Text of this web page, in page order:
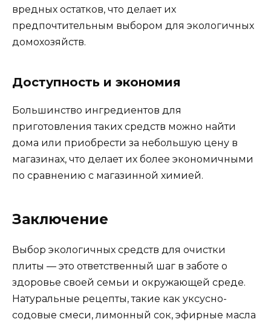
вредных остатков, что делает их
предпочтительным выбором для экологичных
домохозяйств.
Доступность и экономия
Большинство ингредиентов для
приготовления таких средств можно найти
дома или приобрести за небольшую цену в
магазинах, что делает их более экономичными
по сравнению с магазинной химией.
Заключение
Выбор экологичных средств для очистки
плиты — это ответственный шаг в заботе о
здоровье своей семьи и окружающей среде.
Натуральные рецепты, такие как уксусно-
содовые смеси, лимонный сок, эфирные масла